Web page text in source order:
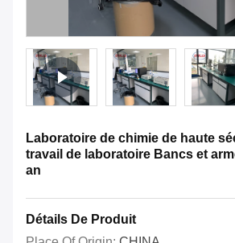
Laboratoire de chimie de haute
travail de laboratoire Bancs et
an
Détails De Produit